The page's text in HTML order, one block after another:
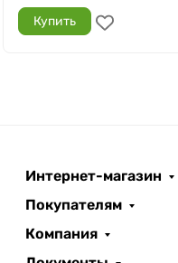
Купить
Интернет-магазин
Покупателям
Компания